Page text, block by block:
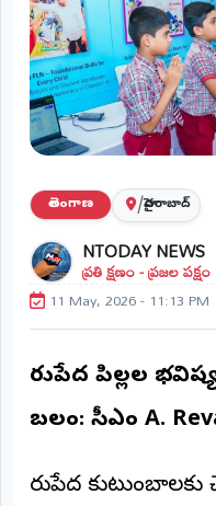
రేడియో
(Live
Radio)
ప్రాంతీయ
వార్తలు
(STATE)
తెలంగాణ
ఆంధ్రప్రదేశ్
ప్రధాన
విభాగాలు
వినోదం
తెలంగాణ /హైదరాబాద్
NTODAY NEWS
ప్రతి క్షణం - ప్రజల పక్షం
11 May, 2026 - 11:13 PM
నిరుపేద పిల్లల
బలం: సీఎం A.
నిరుపేద